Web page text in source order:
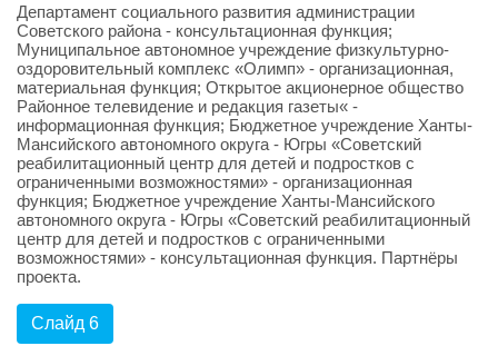
Департамент социального развития администрации
Советского района - консультационная функция;
Муниципальное автономное учреждение физкультурно-
оздоровительный комплекс «Олимп» - организационная,
материальная функция; Открытое акционерное общество
Районное телевидение и редакция газеты« -
информационная функция; Бюджетное учреждение Ханты-
Мансийского автономного округа - Югры «Советский
реабилитационный центр для детей и подростков с
ограниченными возможностями» - организационная
функция; Бюджетное учреждение Ханты-Мансийского
автономного округа - Югры «Советский реабилитационный
центр для детей и подростков с ограниченными
возможностями» - консультационная функция. Партнёры
проекта.
Слайд 6